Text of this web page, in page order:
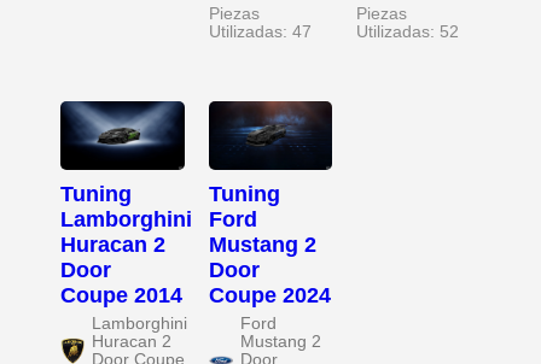
Piezas
Utilizadas: 47
Piezas
Utilizadas: 52
Tuning
Lamborghini
Huracan 2
Door
Coupe 2014
Lamborghini
Huracan 2
Door Coupe
Tuning
Ford
Mustang 2
Door
Coupe 2024
Ford
Mustang 2
Door